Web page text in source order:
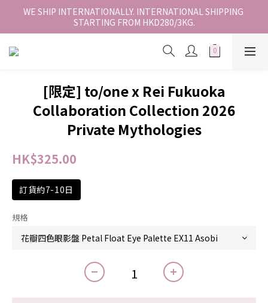
香港地區全店免運。免運費適用於香港順豐站、營業點或智能櫃取
件。
WE SHIP INTERNATIONALLY. INTERNATIONAL SHIPPING
STARTING FROM HKD280/3KG.
香港地區全店免運。免運費適用於香港順豐站、營業點或智能櫃取
[限定] to/one x Rei Fukuoka
Collaboration Collection 2026
Private Mythologies
HK$325.00
訂貨約7-10日
規格